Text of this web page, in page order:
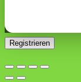
Registrieren